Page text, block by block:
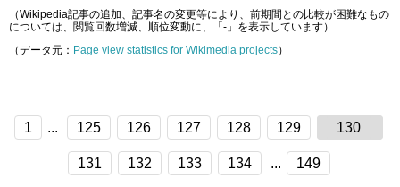
（Wikipedia記事の追加、記事名の変更等により、前期間との比較が困難なもの
については、閲覧回数増減、順位変動に、「-」を表示しています）
（データ元： Page view statistics for Wikimedia projects）
1 ... 125 126 127 128 129 130
131 132 133 134 ... 149